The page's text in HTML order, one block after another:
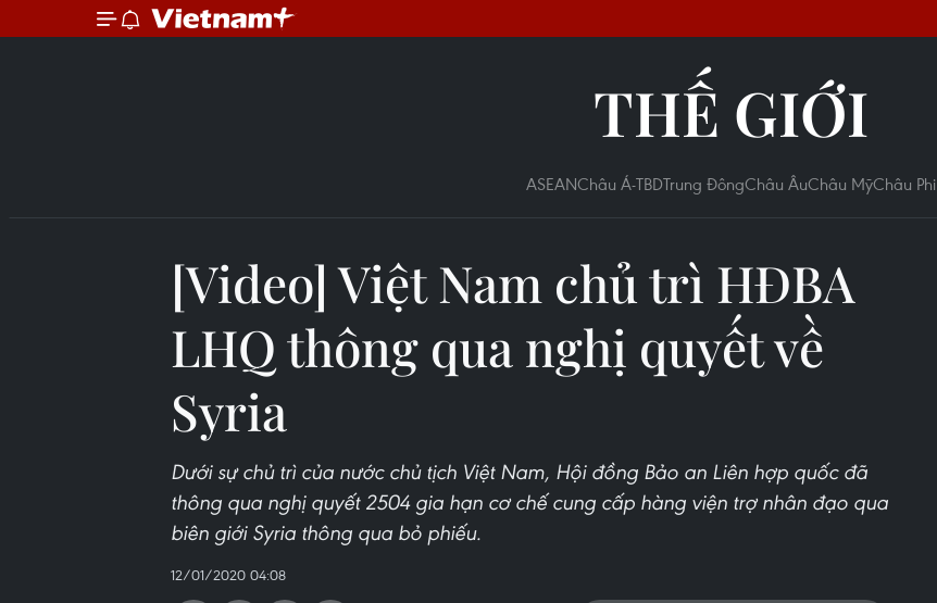
THẾ GIỚI
ASEANChâu Á-TBDTrung ĐôngChâu ÂuChâu MỹChâu Phi
[Video] Việt Nam chủ trì HĐBA
LHQ thông qua nghị quyết về
Syria
Dưới sự chủ trì của nước chủ tịch Việt Nam, Hội đồng Bảo an Liên hợp quốc đã
thông qua nghị quyết 2504 gia hạn cơ chế cung cấp hàng viện trợ nhân đạo qua
biên giới Syria thông qua bỏ phiếu.
12/01/2020 04:08